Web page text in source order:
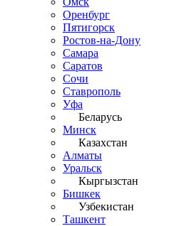
Оренбург
Пятигорск
Ростов-на-Дону
Самара
Саратов
Сочи
Ставрополь
Уфа
Беларусь
Минск
Казахстан
Алматы
Уральск
Кыргызстан
Бишкек
Узбекистан
Ташкент